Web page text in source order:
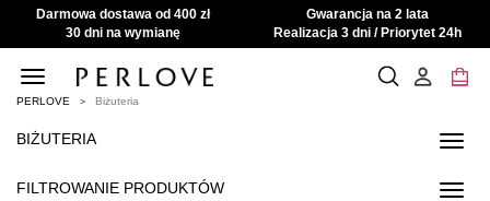
Darmowa dostawa od 400 zł
Gwarancja na 2 lata
30 dni na wymianę
Realizacja 3 dni / Priorytet 24h
Toggle
navigation
PERLOVE Biżuteria
BIŻUTERIA
FILTROWANIE PRODUKTÓW